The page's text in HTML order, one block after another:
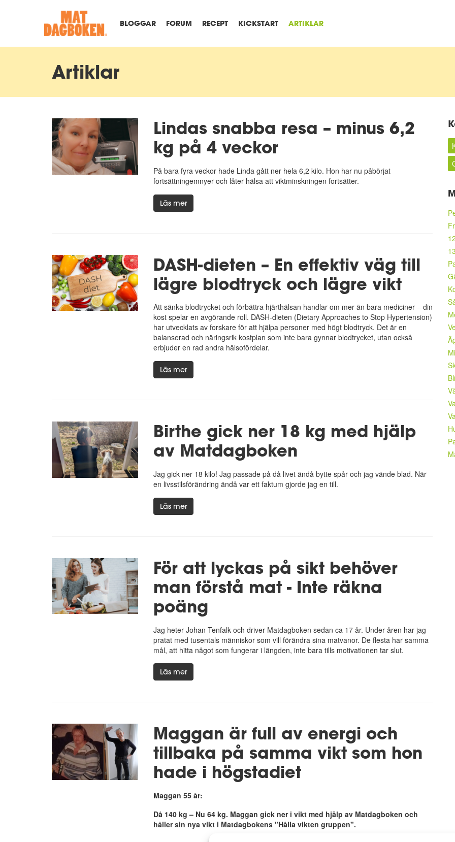
BLOGGAR FORUM RECEPT KICKSTART ARTIKLAR
Artiklar
Lindas snabba resa – minus 6,2
kg på 4 veckor
På bara fyra veckor hade Linda gått ner hela 6,2 kilo. Hon har nu påbörjat
fortsättningemnyer och låter hälsa att viktminskningen fortsätter.
Läs mer
DASH-dieten – En effektiv väg till
lägre blodtryck och lägre vikt
Att sänka blodtrycket och förbättra hjärthälsan handlar om mer än bara mediciner – din
kost spelar en avgörande roll. DASH-dieten (Dietary Approaches to Stop Hypertension)
har utvecklats av forskare för att hjälpa personer med högt blodtryck. Det är en
balanserad och näringsrik kostplan som inte bara gynnar blodtrycket, utan också
erbjuder en rad andra hälsofördelar.
Läs mer
Birthe gick ner 18 kg med hjälp
av Matdagboken
Jag gick ner 18 kilo! Jag passade på då livet ändå bytte spår och jag vände blad. När
en livsstilsförändring ändå var ett faktum gjorde jag en till.
Läs mer
För att lyckas på sikt behöver
man förstå mat - Inte räkna
poäng
Jag heter Johan Tenfalk och driver Matdagboken sedan ca 17 år. Under åren har jag
pratat med tusentals människor som vill förändra sina matvanor. De flesta har samma
mål, att hitta något som fungerar i längden, inte bara tills motivationen tar slut.
Läs mer
Maggan är full av energi och
tillbaka på samma vikt som hon
hade i högstadiet
Maggan 55 år:
Då 140 kg – Nu 64 kg. Maggan gick ner i vikt med hjälp av Matdagboken och
håller sin nya vikt i Matdagbokens "Hålla vikten gruppen".